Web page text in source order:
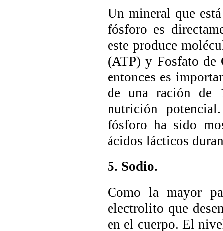
Un mineral que
fósforo es
este produce
(ATP) y Fosfato de
entonces es
de una ración de
nutrición
fósforo ha sido
ácidos lácticos
5. Sodio.
Como la mayor
electrolito que
en el cuerpo. El